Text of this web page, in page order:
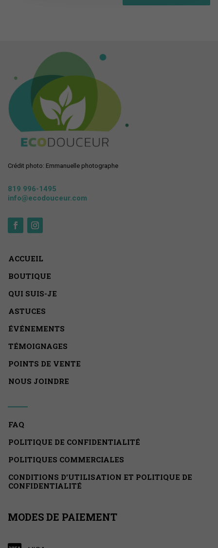
Crédit photo: Emmanuelle photographe
819 996-1495
info@ecodouceur.com
ACCUEIL
BOUTIQUE
QUI SUIS-JE
ASTUCES
ÉVÉNEMENTS
TÉMOIGNAGES
POINTS DE VENTE
NOUS JOINDRE
FAQ
POLITIQUE DE CONFIDENTIALITÉ
POLITIQUES COMMERCIALES
CONDITIONS D’UTILISATION ET POLITIQUE DE
CONFIDENTIALITÉ
MODES DE PAIEMENT